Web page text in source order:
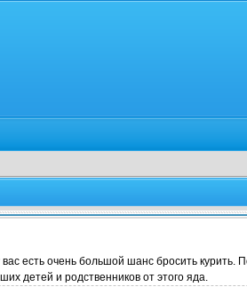
есть очень большой шанс бросить
детей и родственников от этого яда.